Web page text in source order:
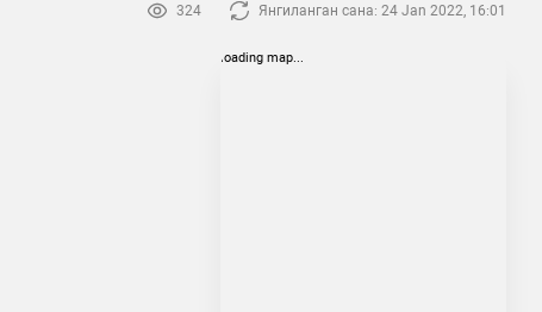
324 Янгиланган сана: 24 Jan 2022, 16:01
loading map...